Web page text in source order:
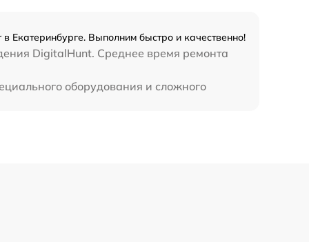
Екатеринбурге. Выполним быстро и качественно!
DigitalHunt. Среднее время ремонта
оборудования и сложного